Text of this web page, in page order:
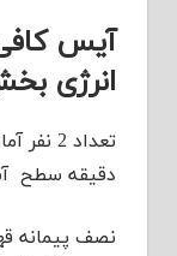
آیس
انرژی
دقیقه سطح